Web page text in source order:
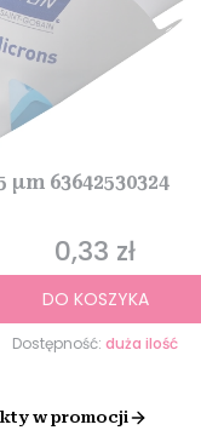
63642530324
Cena
0,33 zł
DO KOSZYKA
Dostępność: duża ilość
w promocji